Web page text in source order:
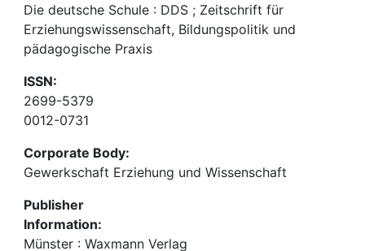
Die deutsche Schule : DDS ; Zeitschrift für
Erziehungswissenschaft, Bildungspolitik und
pädagogische Praxis
ISSN:
2699-5379
0012-0731
Corporate Body:
Gewerkschaft Erziehung und Wissenschaft
Publisher
Information:
Münster : Waxmann Verlag